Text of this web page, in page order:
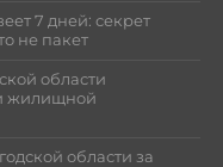
7 дней: секрет
не пакет
области
жилищной
области за